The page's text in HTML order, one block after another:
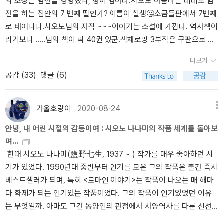
전을 하는 집안의 7 번째 딸인가? 이름이 칠생🤔소금들판에서 7번째
로 태어나다.시오노님의 저작 ~~~이야기는 소설에 가깝다. 역사책이
라기보다 .....님의 책이 딱 40권 있군.색채로망 3부작은 구판으로 가
로 체크이탈리아에서 온 편지는 없다. 사야겠다. 2권은 품절이다.
더보기
공감 (33) 댓글 (6)
겨울호랑이 2020-08-24
안녕, 내 어린 시절의 감동이여 : 시오노 나나미의 작품 세계를 돌아보
며...
한때 시오노 나나미(鹽野七生, 1937 ~ ) 작가를 매우 좋아하던 시
기가 있었다. 1990년대 중반부터 인기를 모은 그의 작품은 출간 즉시
베스트셀러가 되며, 특히 <로마인 이야기>는 작품이 나오는 매 해마
다 화제가 되는 인기있는 작품이었다. 그의 작품이 인기있었던 이유
는 무엇일까. 아마도 그건 동양인의 관점에서 서양역사를 다룬 신선